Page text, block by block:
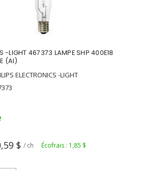
-LIGHT 467373 LAMPE SHP 400E18
(AI)
ELECTRONICS -LIGHT
$ / ch Écofrais : 1,85 $